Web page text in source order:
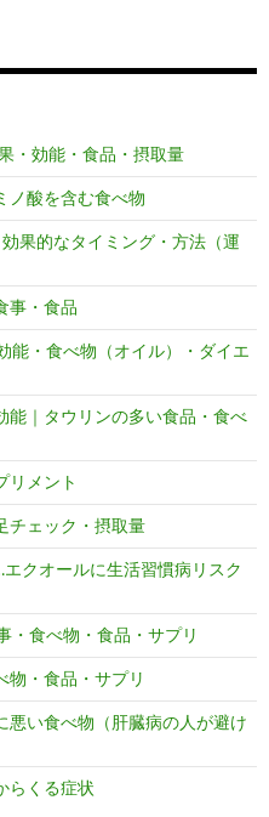
・効能・食品・摂取量
ノ酸を含む食べ物
果的なタイミング・方法（運
事・食品
能・食べ物（オイル）・ダイエ
能｜タウリンの多い食品・食べ
リメント
チェック・摂取量
クオールに生活習慣病リスク
・食べ物・食品・サプリ
物・食品・サプリ
悪い食べ物（肝臓病の人が避け
らくる症状